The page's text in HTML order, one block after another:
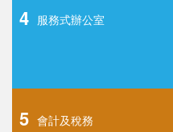
4 服務式辦公室
5 會計及稅務